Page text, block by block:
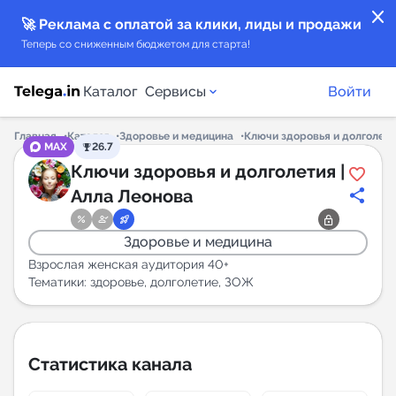
close
🚀 Реклама с оплатой за клики, лиды и продажи
Теперь со сниженным бюджетом для старта!
Каталог Сервисы
Каталог каналов
Каталог ботов
Горящие предложения
Индекс читаемости каналов в Telegram
New
Аналитика MAX каналов
Войти
Главная Каталог Здоровье и медицина
Ключи здоровья и
MAX
26.7
Ключи здоровья и долголетия |
Алла Леонова
Здоровье и медицина
Взрослая женская аудитория 40+
Тематики: здоровье, долголетие, ЗОЖ
Статистика канала